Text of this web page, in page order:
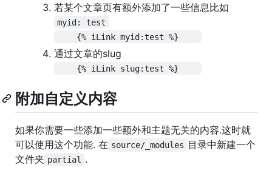
若某个文章页有额外添加了一些信息比如
myid: test
    {% iLink myid:test %}
通过文章的slug
    {% iLink slug:test %}
附加自定义内容
如果你需要一些添加一些额外和主题无关的内容.这时就
可以使用这个功能. 在 source/_modules 目录中新建一个
文件夹 partial
.